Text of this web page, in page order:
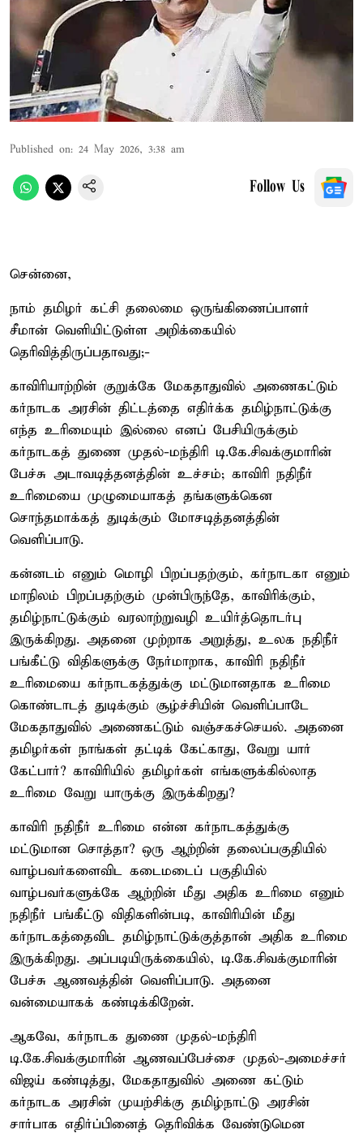
Published on: 24 May 2026, 3:38 am
Follow Us
சென்னை,
நாம் தமிழர் கட்சி தலைமை ஒருங்கிணைப்பாளர்
சீமான் வெளியிட்டுள்ள அறிக்கையில்
தெரிவித்திருப்பதாவது;-
காவிரியாற்றின் குறுக்கே மேகதாதுவில் அணைகட்டும்
கர்நாடக அரசின் திட்டத்தை எதிர்க்க தமிழ்நாட்டுக்கு
எந்த உரிமையும் இல்லை எனப் பேசியிருக்கும்
கர்நாடகத் துணை முதல்-மந்திரி டி.கே.சிவக்குமாரின்
பேச்சு அடாவடித்தனத்தின் உச்சம்; காவிரி நதிநீர்
உரிமையை முழுமையாகத் தங்களுக்கென
சொந்தமாக்கத் துடிக்கும் மோசடித்தனத்தின்
வெளிப்பாடு.
கன்னடம் எனும் மொழி பிறப்பதற்கும், கர்நாடகா எனும்
மாநிலம் பிறப்பதற்கும் முன்பிருந்தே, காவிரிக்கும்,
தமிழ்நாட்டுக்கும் வரலாற்றுவழி உயிர்த்தொடர்பு
இருக்கிறது. அதனை முற்றாக அறுத்து, உலக நதிநீர்
பங்கீட்டு விதிகளுக்கு நேர்மாறாக, காவிரி நதிநீர்
உரிமையை கர்நாடகத்துக்கு மட்டுமானதாக உரிமை
கொண்டாடத் துடிக்கும் சூழ்ச்சியின் வெளிப்பாடே
மேகதாதுவில் அணைகட்டும் வஞ்சகச்செயல். அதனை
தமிழர்கள் நாங்கள் தட்டிக் கேட்காது, வேறு யார்
கேட்பார்? காவிரியில் தமிழர்கள் எங்களுக்கில்லாத
உரிமை வேறு யாருக்கு இருக்கிறது?
காவிரி நதிநீர் உரிமை என்ன கர்நாடகத்துக்கு
மட்டுமான சொத்தா? ஒரு ஆற்றின் தலைப்பகுதியில்
வாழ்பவர்களைவிட கடைமடைப் பகுதியில்
வாழ்பவர்களுக்கே ஆற்றின் மீது அதிக உரிமை எனும்
நதிநீர் பங்கீட்டு விதிகளின்படி, காவிரியின் மீது
கர்நாடகத்தைவிட தமிழ்நாட்டுக்குத்தான் அதிக உரிமை
இருக்கிறது. அப்படியிருக்கையில், டி.கே.சிவக்குமாரின்
பேச்சு ஆணவத்தின் வெளிப்பாடு. அதனை
வன்மையாகக் கண்டிக்கிறேன்.
ஆகவே, கர்நாடக துணை முதல்-மந்திரி
டி.கே.சிவக்குமாரின் ஆணவப்பேச்சை முதல்-அமைச்சர்
விஜய் கண்டித்து, மேகதாதுவில் அணை கட்டும்
கர்நாடக அரசின் முயற்சிக்கு தமிழ்நாட்டு அரசின்
சார்பாக எதிர்ப்பினைத் தெரிவிக்க வேண்டுமென